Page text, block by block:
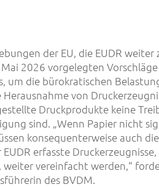
der EU, die EUDR weiter
2026 vorgelegten
um die bürokratischen
von
Druckprodukte keine
sind. „Wenn Papier nicht
konsequenterweise auch die
erfasste
vereinfacht werden,“
des BVDM.